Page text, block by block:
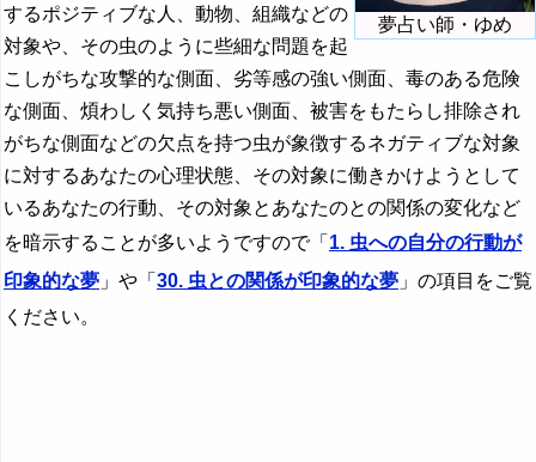
23. 虫を呪う夢 - 時間やエネルギーの浪費
24. 虫に奢る夢 - おおらかさ
25. 虫に嘘をつく夢 - 責任感や倫理観の重要性
26. 虫を銃で撃つ夢 - 危険な攻撃性
27. 虫を洗う夢 - 気持ちをスッキリさせる努力
28. 虫に触る夢 - 知りたい願望
29. 虫を背負う夢・虫をおんぶする夢 - 頼られること
51. 虫を吐く夢 - ストレス発散の必要性
・・・
昔の夢・過去の夢の夢占い
ムカデの夢の夢占い
ムクドリの夢の夢占い
虫の夢の夢占い
無視する夢・無視される夢の夢占い
息子の夢の夢占い
娘の夢の夢占い
夢占い師・ゆめ
するポジティブな人、動物、組織などの
対象や、その虫のように些細な問題を起
こしがちな攻撃的な側面、劣等感の強い側面、毒のある危険
な側面、煩わしく気持ち悪い側面、被害をもたらし排除され
がちな側面などの欠点を持つ虫が象徴するネガティブな対象
に対するあなたの心理状態、その対象に働きかけようとして
いるあなたの行動、その対象とあなたのとの関係の変化など
を暗示することが多いようですので「 1. 虫への自分の行動が
印象的な夢 」や「 30. 虫との関係が印象的な夢 」の項目をご覧
ください。